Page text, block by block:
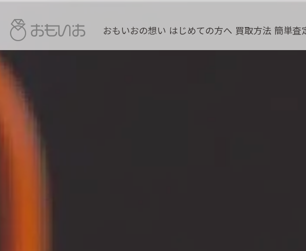
おもいおの想い はじめての方へ 買取方法 簡単査